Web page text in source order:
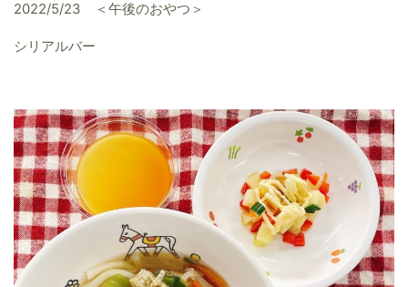
2022/5/23 ＜午後のおやつ＞
シリアルバー